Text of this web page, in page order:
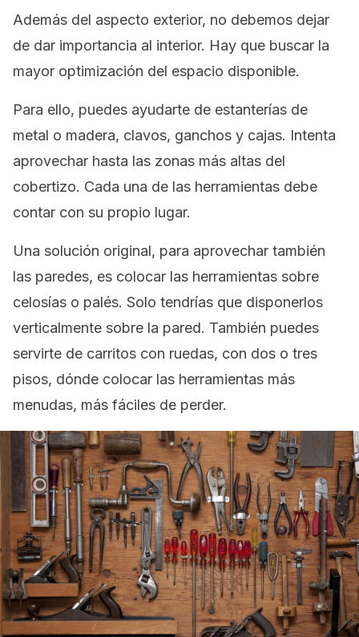
Además del aspecto exterior, no debemos dejar
de dar importancia al interior. Hay que buscar la
mayor optimización del espacio disponible.
Para ello, puedes ayudarte de estanterías de
metal o madera, clavos, ganchos y cajas. Intenta
aprovechar hasta las zonas más altas del
cobertizo. Cada una de las herramientas debe
contar con su propio lugar.
Una solución original, para aprovechar también
las paredes, es colocar las herramientas sobre
celosías o palés. Solo tendrías que disponerlos
verticalmente sobre la pared. También puedes
servirte de carritos con ruedas, con dos o tres
pisos, dónde colocar las herramientas más
menudas, más fáciles de perder.